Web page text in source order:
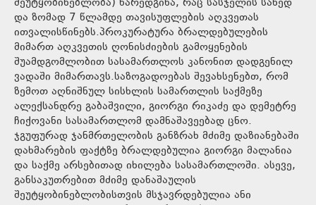
და ზომად 7 წლამდე თავისუფლების აღკვეთას
ითვალისწინებს.პროკურატურა ბრალდებულების
მიმართ აღკვეთის ღონისძიების გამოყენების
შუამდგომლობით სასამართლოს კანონით დადგენილ
ვადაში მიმართავს.საზოგადოებას შევახსენებთ, რომ
ზემოთ აღნიშნულ სისხლის სამართლის საქმეზე
ალექსანდრე გაბაშვილი, გიორგი რიკაძე და დემეტრე
ჩიქოვანი სასამართლომ დამნაშავეებად ცნო.
ჯგუფურად ჯანმრთელობის განზრახ მძიმე დაზიანებაში
დახმარების ფაქტზე ბრალდებულია გიორგი მალანია
და საქმე არსებითად იხილება სასამართლოში. ასევე,
განსაკუთრებით მძიმე დანაშაულის
შეუტყობინებლობისთვის მსჯავრდებულია ანი